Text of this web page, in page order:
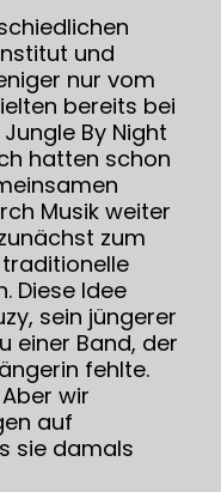
und
nur vom
bereits bei
By Night
hatten schon
Musik weiter
zum
Diese Idee
sein jüngerer
einer Band, der
fehlte.
wir
auf
sie damals